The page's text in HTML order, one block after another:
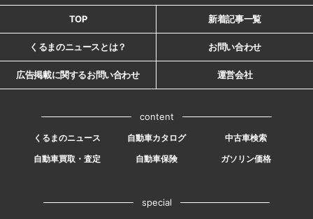
TOP 新着記事一覧
くるまのニュースとは？ お問い合わせ
広告掲載に関するお問い合わせ 運営会社
content
くるまのニュース 自動車カタログ
中古車検索
自動車買取・査定
自動車保険 ガソリン価格
special